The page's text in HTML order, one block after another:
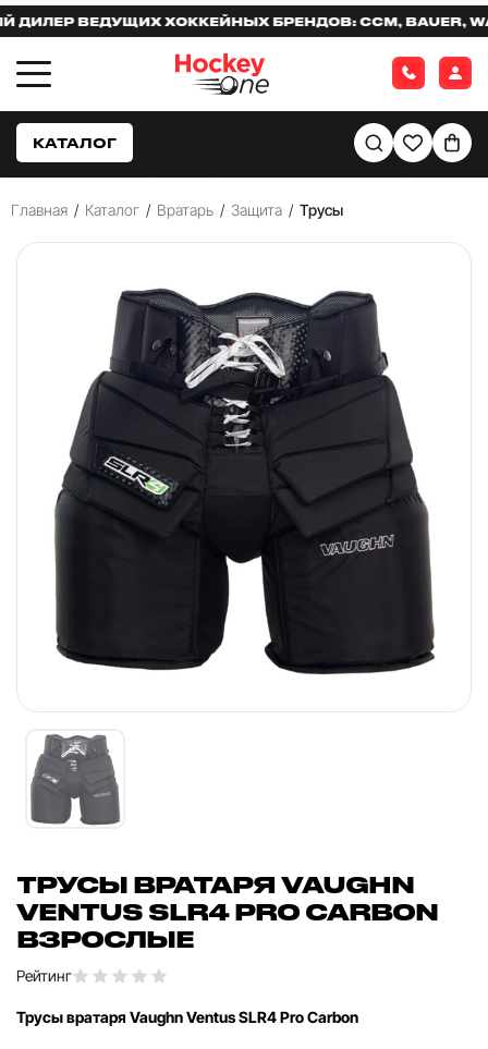
ВЕДУЩИХ ХОККЕЙНЫХ БРЕНДОВ: CCM, BAUER,
КАТАЛОГ
Главная / Каталог / Вратарь / Защита / Трусы
ТРУСЫ ВРАТАРЯ VAUGHN
VENTUS SLR4 PRO CARBON
ВЗРОСЛЫЕ
Рейтинг
Трусы вратаря Vaughn Ventus SLR4 Pro Carbon